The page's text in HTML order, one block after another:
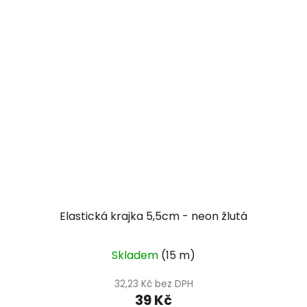
Elastická krajka 5,5cm - neon žlutá
Skladem (15 m)
32,23 Kč bez DPH
39 Kč